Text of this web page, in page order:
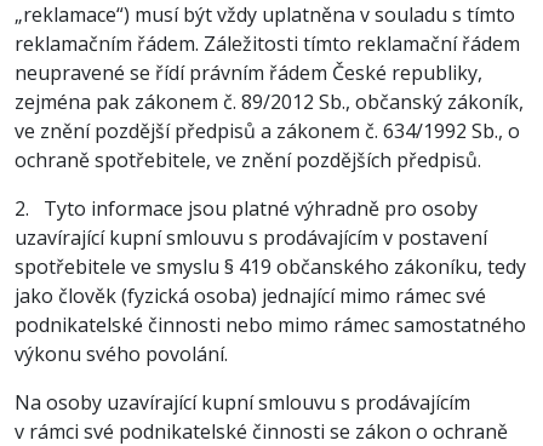
„reklamace“) musí být vždy uplatněna v souladu s tímto
reklamačním řádem. Záležitosti tímto reklamační řádem
neupravené se řídí právním řádem České republiky,
zejména pak zákonem č. 89/2012 Sb., občanský zákoník,
ve znění pozdější předpisů a zákonem č. 634/1992 Sb., o
ochraně spotřebitele, ve znění pozdějších předpisů.
2. Tyto informace jsou platné výhradně pro osoby
uzavírající kupní smlouvu s prodávajícím v postavení
spotřebitele ve smyslu § 419 občanského zákoníku, tedy
jako člověk (fyzická osoba) jednající mimo rámec své
podnikatelské činnosti nebo mimo rámec samostatného
výkonu svého povolání.
Na osoby uzavírající kupní smlouvu s prodávajícím
v rámci své podnikatelské činnosti se zákon o ochraně